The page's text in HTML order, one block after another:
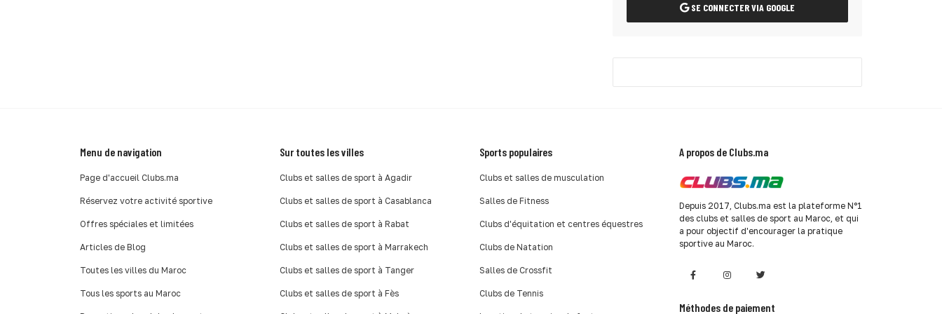
SE CONNECTER VIA GOOGLE
Menu de navigation
Page d'accueil Clubs.ma
Réservez votre activité sportive
Offres spéciales et limitées
Articles de Blog
Toutes les villes du Maroc
Tous les sports au Maroc
Sur toutes les villes
Clubs et salles de sport à Agadir
Clubs et salles de sport à Casablanca
Clubs et salles de sport à Rabat
Clubs et salles de sport à Marrakech
Clubs et salles de sport à Tanger
Clubs et salles de sport à Fès
Sports populaires
Clubs et salles de musculation
Salles de Fitness
Clubs d'équitation et centres équestres
Clubs de Natation
Salles de Crossfit
Clubs de Tennis
A propos de Clubs.ma
Depuis 2017, Clubs.ma est la plateforme N°1
des clubs et salles de sport au Maroc, et qui
a pour objectif d'encourager la pratique
sportive au Maroc.
Méthodes de paiement